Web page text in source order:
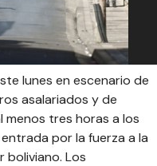
lunes en escenario de
asalariados y de
tres horas a los
por la fuerza a la
boliviano. Los